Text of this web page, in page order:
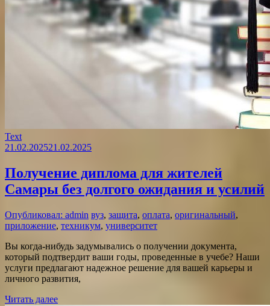
Text
21.02.202521.02.2025
Получение диплома для жителей
Самары без долгого ожидания и усилий
Опубликовал: admin вуз, защита, оплата, оригинальный,
приложение, техникум, университет
Вы когда-нибудь задумывались о получении документа,
который подтвердит ваши годы, проведенные в учебе? Наши
услуги предлагают надежное решение для вашей карьеры и
личного развития,
Читать далее